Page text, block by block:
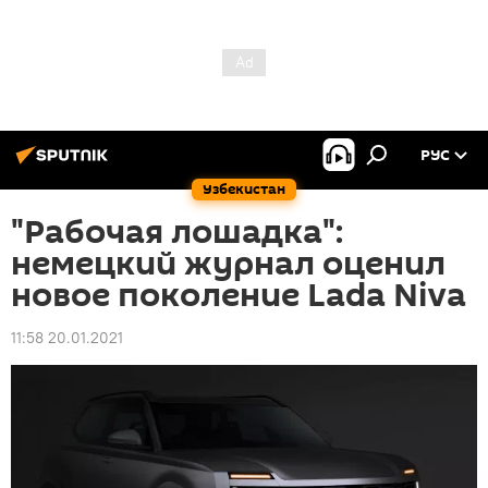
Узбекистан
РУС
"Рабочая лошадка":
немецкий журнал оценил
новое поколение Lada Niva
11:58 20.01.2021